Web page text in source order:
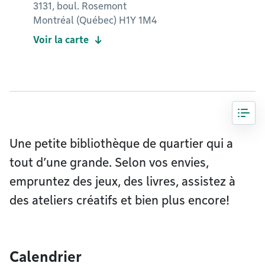
3131, boul. Rosemont
Montréal (Québec) H1Y 1M4
Voir la carte
Une petite bibliothèque de quartier qui a
tout d’une grande. Selon vos envies,
empruntez des jeux, des livres, assistez à
des ateliers créatifs et bien plus encore!
Calendrier